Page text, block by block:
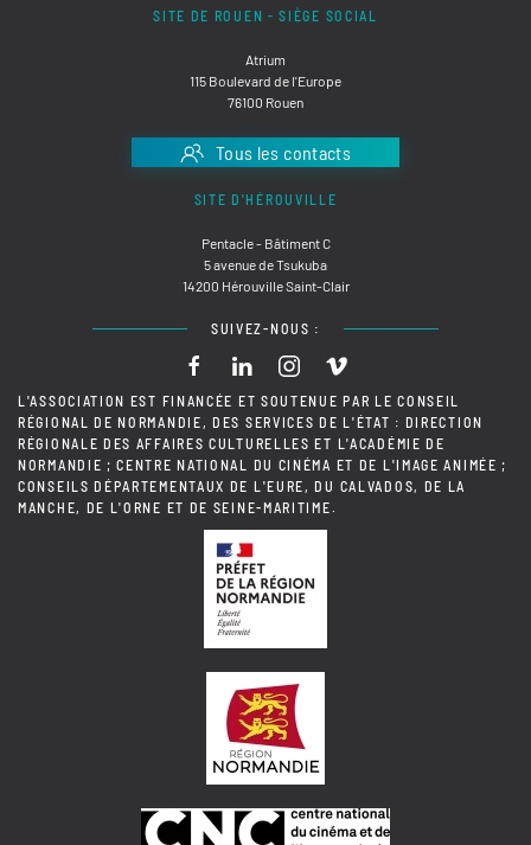
SITE DE ROUEN - SIÈGE SOCIAL
Atrium
115 Boulevard de l'Europe
76100 Rouen
Tous les contacts
SITE D'HÉROUVILLE
Pentacle - Bâtiment C
5 avenue de Tsukuba
14200 Hérouville Saint-Clair
SUIVEZ-NOUS :
L'ASSOCIATION EST FINANCÉE ET SOUTENUE PAR LE CONSEIL
RÉGIONAL DE NORMANDIE, DES SERVICES DE L'ÉTAT : DIRECTION
RÉGIONALE DES AFFAIRES CULTURELLES ET L'ACADÉMIE DE
NORMANDIE ; CENTRE NATIONAL DU CINÉMA ET DE L'IMAGE ANIMÉE ;
CONSEILS DÉPARTEMENTAUX DE L'EURE, DU CALVADOS, DE LA
MANCHE, DE L'ORNE ET DE SEINE-MARITIME.